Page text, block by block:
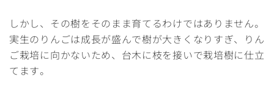
しかし、その樹をそのまま育てるわけではありません。
実生のりんごは成長が盛んで樹が大きくなりすぎ、りん
ご栽培に向かないため、台木に枝を接いで栽培樹に仕立
てます。